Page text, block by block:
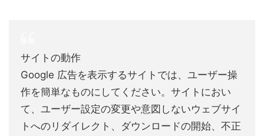
サイトの動作
Google 広告を表示するサイトでは、ユーザー操
作を簡単なものにしてください。サイトにおい
て、ユーザー設定の変更や意図しないウェブサイ
トへのリダイレクト、ダウンロードの開始、不正